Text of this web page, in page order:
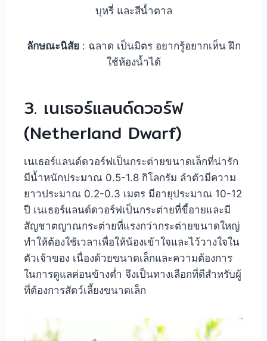
บุหรี่ และสีน้ำตาล
ลักษณะนิสัย: ฉลาด เป็นมิตร อยากรู้อยากเห็น ฝึก
ใช้ห้องน้ำได้
3. เนเธอร์แลนด์ดวอร์ฟ
(Netherland Dwarf)
เนเธอร์แลนด์ดวอร์ฟเป็นกระต่ายขนาดเล็กที่น่ารัก
มีน้ำหนักประมาณ 0.5-1.8 กิโลกรัม ลำตัวมีความ
ยาวประมาณ 0.2-0.3 เมตร มีอายุประมาณ 10-12
ปี เนเธอร์แลนด์ดวอร์ฟเป็นกระต่ายที่ขี้อายและมี
สัญชาตญาณกระต่ายที่แรงกว่ากระต่ายขนาดใหญ่
ทำให้ต้องใช้เวลาเพื่อให้น้องเข้าใจและไว้วางใจใน
ตัวเจ้าของ เนื่องด้วยขนาดเล็กและความต้องการ
ในการดูแลค่อนข้างต่ำ จึงเป็นทางเลือกที่ดีสำหรับผู้
ที่ต้องการสัตว์เลี้ยงขนาดเล็ก